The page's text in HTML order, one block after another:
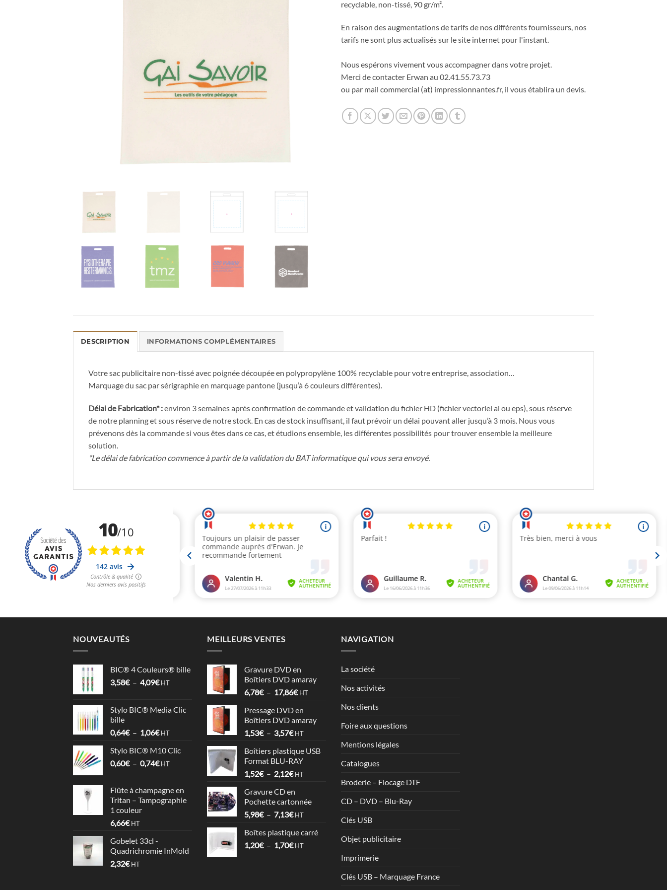
recyclable, non-tissé, 90 gr/m².
En raison des augmentations de tarifs de nos différents fournisseurs, nos
tarifs ne sont plus actualisés sur le site internet pour l'instant.
Nous espérons vivement vous accompagner dans votre projet.
Merci de contacter Erwan au 02.41.55.73.73
ou par mail commercial (at) impressionnantes.fr, il vous établira un devis.
DESCRIPTION INFORMATIONS COMPLÉMENTAIRES
Votre sac publicitaire non-tissé avec poignée découpée en polypropylène 100% recyclable pour votre entreprise, association…
Marquage du sac par sérigraphie en marquage pantone (jusqu’à 6 couleurs différentes).
Délai de Fabrication* :environ 3 semaines après confirmation de commande et validation du fichier HD (fichier vectoriel ai ou eps), sous réserve
de notre planning et sous réserve de notre stock. En cas de stock insuffisant, il faut prévoir un délai pouvant aller jusqu’à 3 mois. Nous vous
prévenons dès la commande si vous êtes dans ce cas, et étudions ensemble, les différentes possibilités pour trouver ensemble la meilleure
solution.
*Le délai de fabrication commence à partir de la validation du BAT informatique qui vous sera envoyé.
NOUVEAUTÉS
BIC® 4 Couleurs® bille
3,58€ – 4,09€Plage
3,58€
4,09€
HT
Stylo BIC® Media Clic
bille
0,64€ – 1,06€Plage
prix :
0,64€
HT
Stylo BIC® M10 Clic
0,60€ – 0,74€Plage
0,60€
à
HT
Flûte à champagne en
Tritan – Tampographie
1 couleur
6,66€ HT
Gobelet 33cl -
Quadrichromie InMold
2,32€ HT
MEILLEURS VENTES
Gravure DVD en
Boîtiers DVD amaray
6,78€ – 17,86€Plage
prix :
6,78€
à
HT
Pressage DVD en
Boîtiers DVD amaray
1,53€ – 3,57€Plage
prix :
1,53€
à
HT
Boîtiers plastique USB
Format BLU-RAY
1,52€ – 2,12€Plage
prix :
1,52€
à
HT
Gravure CD en
Pochette cartonnée
5,98€ – 7,13€Plage
prix :
5,98€
HT
Boîtes plastique carré
1,20€ – 1,70€Plage
HT
NAVIGATION
La société
Nos activités
Nos clients
Foire aux questions
Mentions légales
Catalogues
Broderie – Flocage DTF
CD – DVD – Blu-Ray
Clés USB
Objet publicitaire
Imprimerie
Clés USB – Marquage France